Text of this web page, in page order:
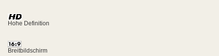
Hohe Definition
Breitbildschirm